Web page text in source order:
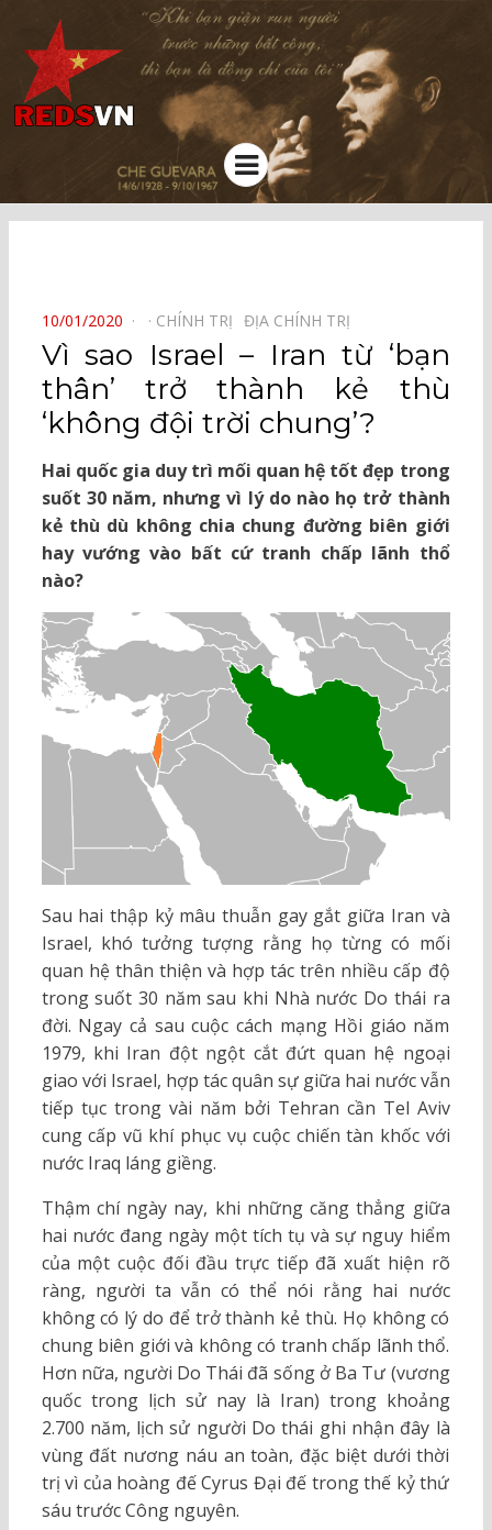
Kênh chia sẻ tri thức cộng đồng
Menu
POSTED
ON
10/01/2020 CHÍNH TRỊ⠀ ĐỊA CHÍNH TRỊ⠀
Vì sao Israel – Iran từ ‘bạn
thân’ trở thành kẻ thù
‘không đội trời chung’?
Hai quốc gia duy trì mối quan hệ tốt đẹp trong
suốt 30 năm, nhưng vì lý do nào họ trở thành
kẻ thù dù không chia chung đường biên giới
hay vướng vào bất cứ tranh chấp lãnh thổ
nào?
Sau hai thập kỷ mâu thuẫn gay gắt giữa Iran và
Israel, khó tưởng tượng rằng họ từng có mối
quan hệ thân thiện và hợp tác trên nhiều cấp độ
trong suốt 30 năm sau khi Nhà nước Do thái ra
đời. Ngay cả sau cuộc cách mạng Hồi giáo năm
1979, khi Iran đột ngột cắt đứt quan hệ ngoại
giao với Israel, hợp tác quân sự giữa hai nước vẫn
tiếp tục trong vài năm bởi Tehran cần Tel Aviv
cung cấp vũ khí phục vụ cuộc chiến tàn khốc với
nước Iraq láng giềng.
Thậm chí ngày nay, khi những căng thẳng giữa
hai nước đang ngày một tích tụ và sự nguy hiểm
của một cuộc đối đầu trực tiếp đã xuất hiện rõ
ràng, người ta vẫn có thể nói rằng hai nước
không có lý do để trở thành kẻ thù. Họ không có
chung biên giới và không có tranh chấp lãnh thổ.
Hơn nữa, người Do Thái đã sống ở Ba Tư (vương
quốc trong lịch sử nay là Iran) trong khoảng
2.700 năm, lịch sử người Do thái ghi nhận đây là
vùng đất nương náu an toàn, đặc biệt dưới thời
trị vì của hoàng đế Cyrus Đại đế trong thế kỷ thứ
sáu trước Công nguyên.